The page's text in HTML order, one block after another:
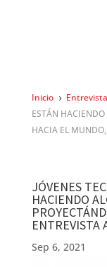
Inicio 5
ESTÁN HACIENDO
HACIA EL
JÓVENES
HACIENDO
ENTREVISTA
Sep 6, 2021